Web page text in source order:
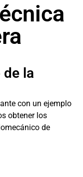
la
con un ejemplo
obtener los
de